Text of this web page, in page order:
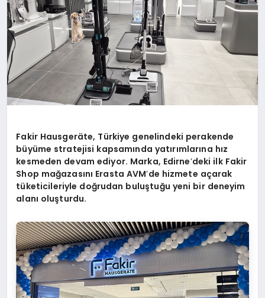
Fakir Hausgeräte, Türkiye genelindeki perakende
büyüme stratejisi kapsamında yatırımlarına hız
kesmeden devam ediyor. Marka, Edirne’deki ilk Fakir
Shop mağazasını Erasta AVM’de hizmete açarak
tüketicileriyle doğrudan buluştuğu yeni bir deneyim
alanı oluşturdu.